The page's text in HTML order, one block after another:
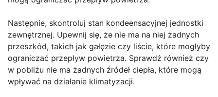
Następnie, skontroluj stan kondeensacyjnej jednostki
zewnętrznej. Upewnij się, że nie ma na niej żadnych
przeszkód, takich jak gałęzie czy liście, które mogłyby
ograniczać przepływ powietrza. Sprawdź również czy
w pobliżu nie ma żadnych źródeł ciepła, które mogą
wpływać na działanie klimatyzacji.